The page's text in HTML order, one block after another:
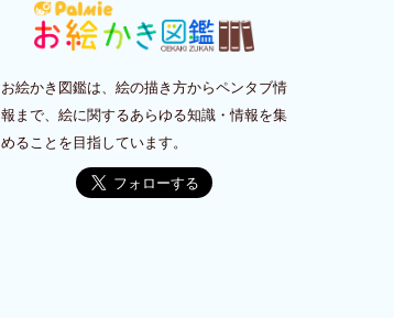
お絵かき図鑑は、絵の描き方からペンタブ情
報まで、絵に関するあらゆる知識・情報を集
めることを目指しています。